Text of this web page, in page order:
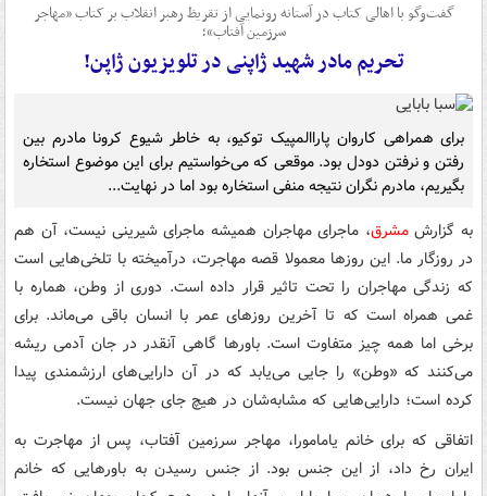
گفت‌وگو با اهالی کتاب در آستانه رونمایی از تقریظ رهبر انقلاب بر کتاب «مهاجر
سرزمین آفتاب»؛
تحریم مادر شهید ژاپنی در تلویزیون ژاپن!
برای همراهی کاروان پاراالمپیک توکیو، به خاطر شیوع کرونا مادرم بین
رفتن و نرفتن دودل بود. موقعی که می‌خواستیم برای این موضوع استخاره
بگیریم، مادرم نگران نتیجه منفی استخاره بود اما در نهایت...
به گزارشمشرق،‌ ماجرای مهاجران همیشه ماجرای شیرینی نیست، آن هم
در روزگار ما. این روزها معمولا قصه مهاجرت، درآمیخته با تلخی‌هایی است
که زندگی مهاجران را تحت تاثیر قرار داده است. دوری از وطن، هماره با
غمی همراه است که تا آخرین روزهای عمر با انسان باقی می‌ماند. برای
برخی اما همه چیز متفاوت است. باورها گاهی آنقدر در جان آدمی ریشه
می‌کنند که «وطن» را جایی می‌یابد که در آن دارایی‌های ارزشمندی پیدا
کرده است؛ دارایی‌هایی که مشابه‌شان در هیچ جای جهان نیست.
اتفاقی که برای خانم یامامورا، مهاجر سرزمین آفتاب، پس از مهاجرت به
ایران رخ داد، از این جنس بود. از جنس رسیدن به باورهایی که خانم